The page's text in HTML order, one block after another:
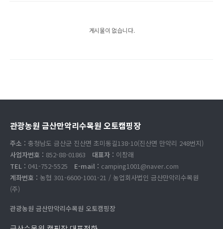
게시물이 없습니다.
관광농원 금산만악리수목원 오토캠핑장
주소 : 충청남도 금산군 진산면 초미동길138-10(진산면 만악리 248번지)
사업자번호 : 852-88-01863 대표자 : 이창래
TEL : 041-752-5525 E-mail : camping1001@naver.com
계좌번호 : 농협 301-6600-1001-21 / 농업회사법인 금산만악리수목원
(주)
관광농원 금산만악리수목원 오토캠핑장